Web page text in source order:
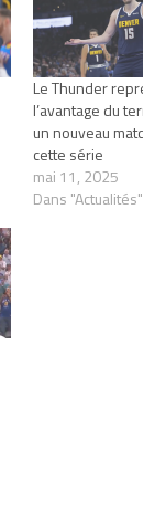
Le Thunder
l’avantage du
un nouveau
cette série
mai 11, 2025
Dans "Actualités"